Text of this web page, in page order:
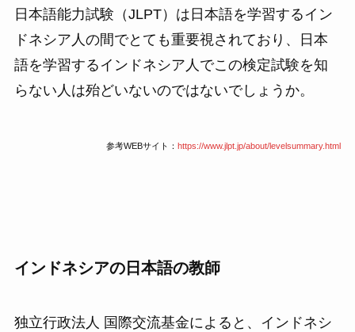
日本語能力試験（JLPT）は日本語を学習するイン
ドネシア人の間でとても重要視されており、日本
語を学習するインドネシア人でこの検定試験を知
らない人は殆どいないのではないでしょうか。
参考WEBサイト：https://www.jlpt.jp/about/levelsummary.html
インドネシアの日本語の教師
独立行政法人 国際交流基金によると、インドネシ